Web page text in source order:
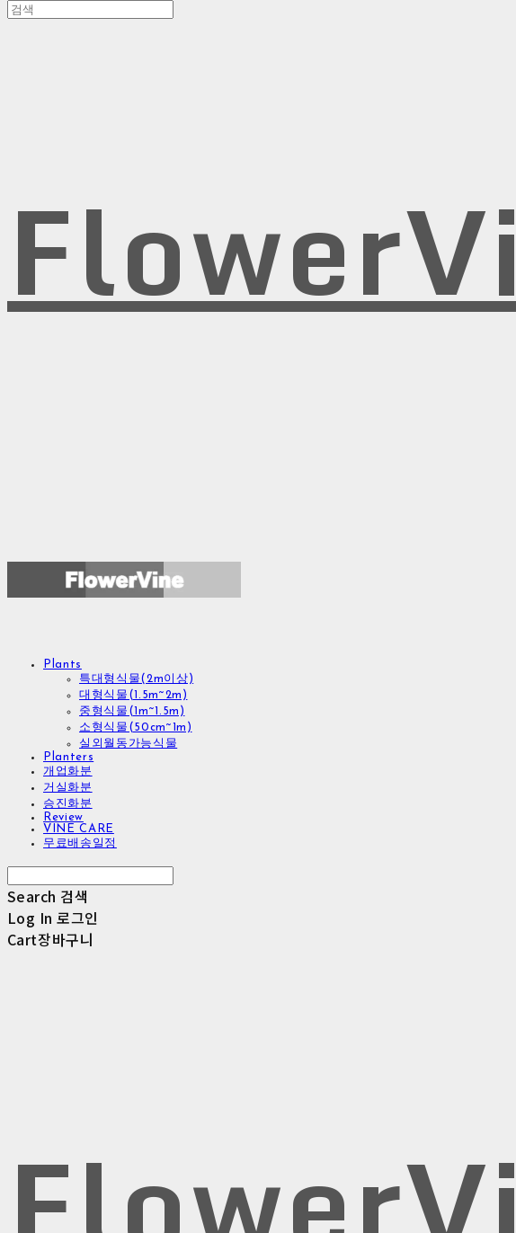
Plants
특대형식물(2m이상)
대형식물(1.5m~2m)
중형식물(1m~1.5m)
소형식물(50cm~1m)
실외월동가능식물
Planters
개업화분
거실화분
승진화분
Review
VINE CARE
무료배송일정
Search 검색
Log In 로그인
Cart장바구니